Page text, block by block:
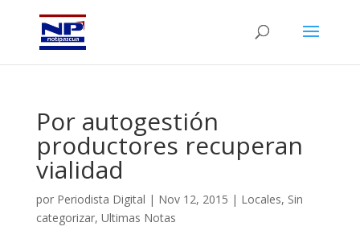
Por autogestión
productores recuperan
vialidad
por Periodista Digital | Nov 12, 2015 | Locales, Sin
categorizar, Ultimas Notas